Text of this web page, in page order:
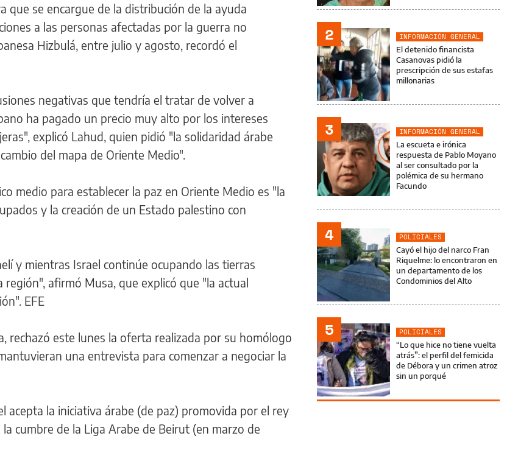
que se encargue de la distribución de la ayuda
a las personas afectadas por la guerra no
Hizbulá, entre julio y agosto, recordó el
negativas que tendría el tratar de volver a
ha pagado un precio muy alto por los intereses
explicó Lahud, quien pidió "la solidaridad árabe
del mapa de Oriente Medio".
medio para establecer la paz en Oriente Medio es "la
y la creación de un Estado palestino con
y mientras Israel continúe ocupando las tierras
región", afirmó Musa, que explicó que "la actual
EFE
rechazó este lunes la oferta realizada por su homólogo
una entrevista para comenzar a negociar la
acepta la iniciativa árabe (de paz) promovida por el rey
cumbre de la Liga Arabe de Beirut (en marzo de
2
INFORMACIÓN GENERAL
El detenido financista
Casanovas pidió la
prescripción de sus estafas
millonarias
3
INFORMACIÓN GENERAL
La escueta e irónica
respuesta de Pablo Moyano
al ser consultado por la
polémica de su hermano
Facundo
4
POLICIALES
Cayó el hijo del narco Fran
Riquelme: lo encontraron en
un departamento de los
Condominios del Alto
5
POLICIALES
“Lo que hice no tiene vuelta
atrás”: el perfil del femicida
de Débora y un crimen atroz
sin un porqué